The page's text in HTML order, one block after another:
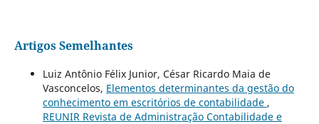
Artigos Semelhantes
Luiz Antônio Félix Junior, César Ricardo Maia de
Vasconcelos, Elementos determinantes da gestão do
conhecimento em escritórios de contabilidade ,
REUNIR Revista de Administração Contabilidade e